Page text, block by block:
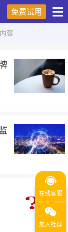
免费试用
容